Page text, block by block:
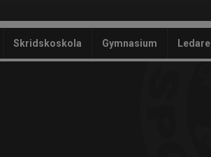
Skridskoskola Gymnasium Ledare